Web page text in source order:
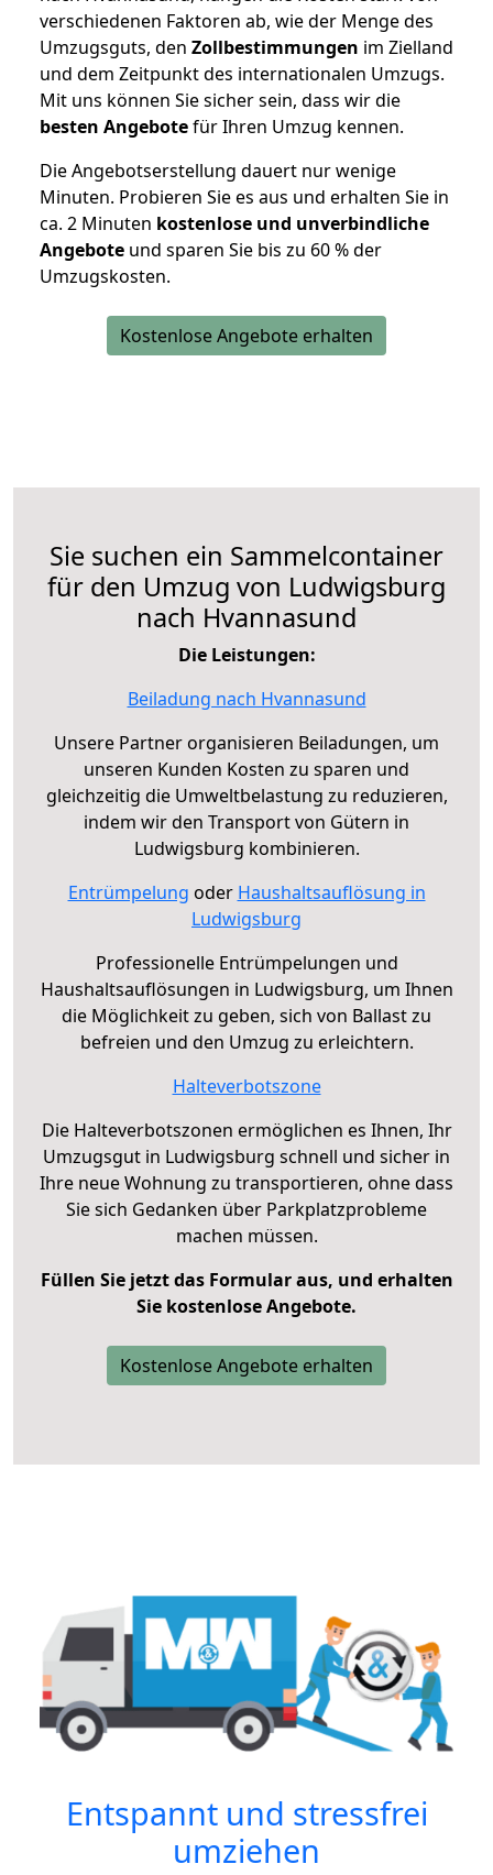
verschiedenen Faktoren ab, wie der Menge des
Umzugsguts, den Zollbestimmungen im Zielland
und dem Zeitpunkt des internationalen Umzugs.
Mit uns können Sie sicher sein, dass wir die
besten Angebotefür Ihren Umzug kennen.
Die Angebotserstellung dauert nur wenige
Minuten. Probieren Sie es aus und erhalten Sie in
ca. 2 Minuten kostenlose und unverbindliche
Angebote und sparen Sie bis zu 60 % der
Umzugskosten.
Kostenlose Angebote erhalten
Sie suchen ein Sammelcontainer
für den Umzug von Ludwigsburg
nach Hvannasund
Die Leistungen:
Beiladung nach Hvannasund
Unsere Partner organisieren Beiladungen, um
unseren Kunden Kosten zu sparen und
gleichzeitig die Umweltbelastung zu reduzieren,
indem wir den Transport von Gütern in
Ludwigsburg kombinieren.
Entrümpelung oder Haushaltsauflösung in
Ludwigsburg
Professionelle Entrümpelungen und
Haushaltsauflösungen in Ludwigsburg, um Ihnen
die Möglichkeit zu geben, sich von Ballast zu
befreien und den Umzug zu erleichtern.
Halteverbotszone
Die Halteverbotszonen ermöglichen es Ihnen, Ihr
Umzugsgut in Ludwigsburg schnell und sicher in
Ihre neue Wohnung zu transportieren, ohne dass
Sie sich Gedanken über Parkplatzprobleme
machen müssen.
Füllen Sie jetzt das Formular aus, und erhalten
Sie kostenlose Angebote.
Kostenlose Angebote erhalten
Entspannt und stressfrei
umziehen